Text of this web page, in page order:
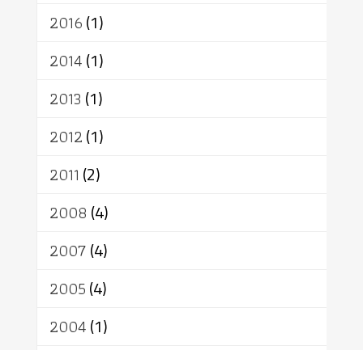
2016(1)
2014(1)
2013 (1)
2012(1)
2011 (2)
2008 (4)
2007(4)
2005(4)
2004(1)